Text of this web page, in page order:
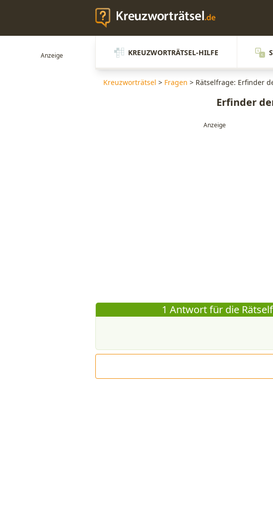
KREUZWORTRÄTSEL-HILFE
Kreuzworträtsel > Fragen > Rätselfrage: Erfinder
Erfinder
1 Antwort für die